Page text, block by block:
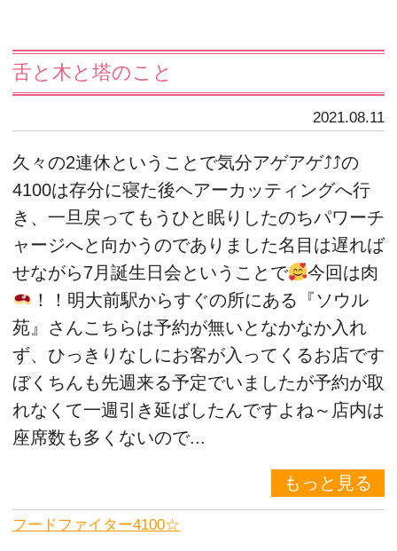
舌と木と塔のこと
2021.08.11
久々の2連休ということで気分アゲアゲ⤴⤴の
4100は存分に寝た後ヘアーカッティングへ行
き、一旦戻ってもうひと眠りしたのちパワーチ
ャージへと向かうのでありました名目は遅れば
せながら7月誕生日会ということで
今回は肉
！！明大前駅からすぐの所にある『ソウル
苑』さんこちらは予約が無いとなかなか入れ
ず、ひっきりなしにお客が入ってくるお店です
ぼくちんも先週来る予定でいましたが予約が取
れなくて一週引き延ばしたんですよね～店内は
座席数も多くないので...
もっと見る
フードファイター4100☆